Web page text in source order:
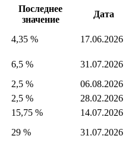
Последнее
значение
Дата
4,35 %
17.06.2026
6,5 %
31.07.2026
2,5 %
06.08.2026
2,5 %
28.02.2026
15,75 %
14.07.2026
29 %
31.07.2026